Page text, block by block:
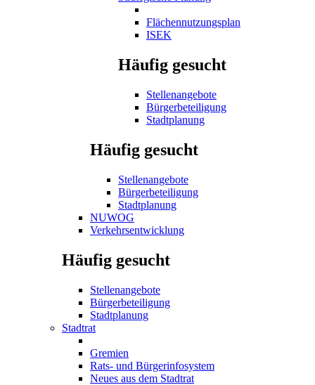
Flächennutzungsplan
ISEK
Häufig gesucht
Stellenangebote
Bürgerbeteiligung
Stadtplanung
Häufig gesucht
Stellenangebote
Bürgerbeteiligung
Stadtplanung
NUWOG
Verkehrsentwicklung
Häufig gesucht
Stellenangebote
Bürgerbeteiligung
Stadtplanung
Stadtrat
Gremien
Rats- und Bürgerinfosystem
Neues aus dem Stadtrat